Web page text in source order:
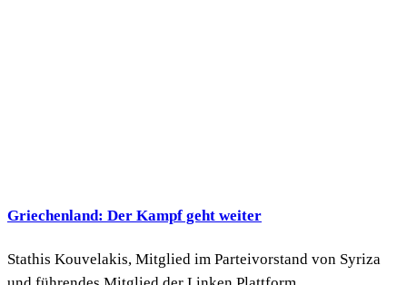
Griechenland: Der Kampf geht weiter
Stathis Kouvelakis, Mitglied im Parteivorstand von Syriza